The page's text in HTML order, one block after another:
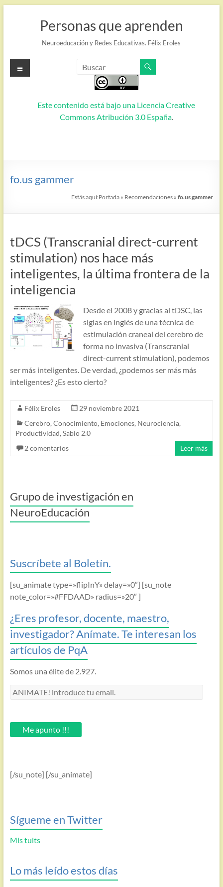
Personas que aprenden
Neuroeducación y Redes Educativas. Félix Eroles
Este contenido está bajo una Licencia Creative
Commons Atribución 3.0 España.
Menú
fo.us gammer
Estás aquí:Portada » Recomendaciones »fo.us gammer
tDCS (Transcranial direct-current
stimulation) nos hace más
inteligentes, la última frontera de la
inteligencia
Desde el 2008 y gracias al tDSC, las
siglas en inglés de una técnica de
estimulación craneal del cerebro de
forma no invasiva (Transcranial
direct-current stimulation), podemos
ser más inteligentes. De verdad, ¿podemos ser más más
inteligentes? ¿Es esto cierto?
Félix Eroles
29 noviembre 2021
Cerebro, Conocimiento, Emociones, Neurociencia,
Productividad, Sabio 2.0
2 comentarios
Leer más
Grupo de investigación en
NeuroEducación
Suscríbete al Boletín.
[su_animate type=»flipInY» delay=»0″] [su_note
note_color=»#FFDAAD» radius=»20″ ]
¿Eres profesor, docente, maestro,
investigador? Anímate. Te interesan los
artículos de PqA
Somos una élite de 2.927.
ANIMATE!
email.Me apunto !!!
[/su_note] [/su_animate]
Sígueme en Twitter
Mis tuits
Lo más leído estos días